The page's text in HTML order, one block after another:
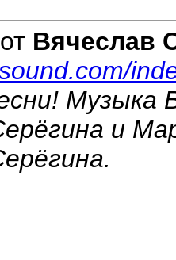
Вячеслав
Музыка
и